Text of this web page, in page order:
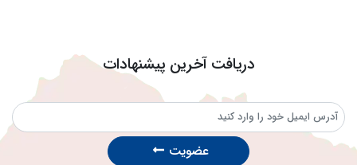
دریافت آخرین پیشنهادات
عضویت